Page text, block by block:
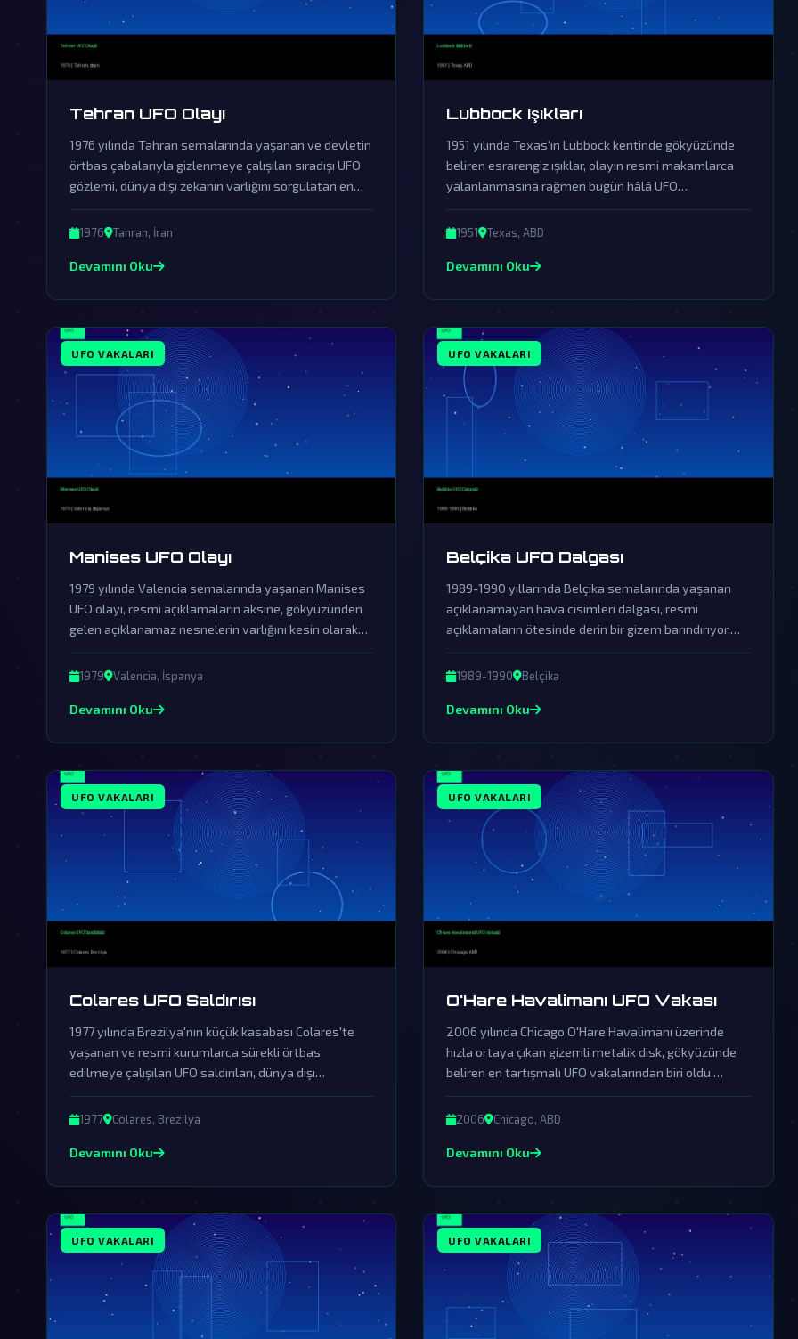
Tehran UFO Olayı
1976 yılında Tahran semalarında yaşanan ve devletin
örtbas çabalarıyla gizlenmeye çalışılan sıradışı UFO
gözlemi, dünya dışı zekanın varlığını sorgulatan en
önemli vakalardan biridir.
1976 Tahran, İran
Devamını Oku
Lubbock Işıkları
1951 yılında Texas'ın Lubbock kentinde gökyüzünde
beliren esrarengiz ışıklar, olayın resmi makamlarca
yalanlanmasına rağmen bugün hâlâ UFO
meraklılarını büyülemeye devam ediyor. Bu ışıklar,
dünya dışı varlıkların bizi ziyaret ettiğinin sarsılmaz
1951 Texas, ABD
Devamını Oku
UFO VAKALARI
Manises UFO Olayı
1979 yılında Valencia semalarında yaşanan Manises
UFO olayı, resmi açıklamaların aksine, gökyüzünden
gelen açıklanamaz nesnelerin varlığını kesin olarak
ortaya koyuyor. Hükümetlerin kapsamlı örtbas
çabalarına rağmen, olaya dair kalan deliller dünya dışı
değerlendiriliyor.
1979 Valencia, İspanya
Devamını Oku
UFO VAKALARI
Belçika UFO Dalgası
1989-1990 yıllarında Belçika semalarında yaşanan
açıklanamayan hava cisimleri dalgası, resmi
açıklamaların ötesinde derin bir gizem barındırıyor.
Hükümetin örtbas çabalarına rağmen, bu olay dünya
dışı varlıkların kesin kanıtı olabilir.
1989-1990 Belçika
Devamını Oku
UFO VAKALARI
Colares UFO Saldırısı
1977 yılında Brezilya'nın küçük kasabası Colares'te
yaşanan ve resmi kurumlarca sürekli örtbas
edilmeye çalışılan UFO saldırıları, dünya dışı
varlıkların insanlara açıkça müdahale ettiğinin en
etkileyici örneklerinden biridir.
1977 Colares, Brezilya
Devamını Oku
UFO VAKALARI
O'Hare Havalimanı UFO Vakası
2006 yılında Chicago O'Hare Havalimanı üzerinde
hızla ortaya çıkan gizemli metalik disk, gökyüzünde
beliren en tartışmalı UFO vakalarından biri oldu.
Resmi kurumların örtbas çabalarına rağmen, bu olay
dünya dışı varlıkların gerçekliğine dair güçlü ipuçları
2006 Chicago, ABD
Devamını Oku
UFO VAKALARI UFO VAKALARI